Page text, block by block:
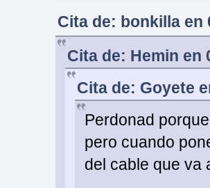
Cita de: bonkilla en
Cita de: Hemin en
Cita de: Goyete
Perdonad
pero cuando
del cable que va